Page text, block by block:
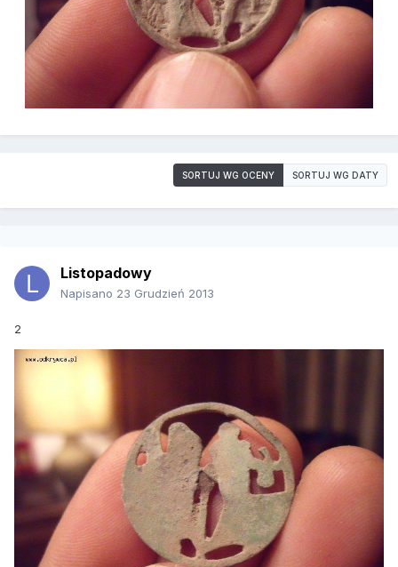
SORTUJ WG OCENY SORTUJ WG DATY
Listopadowy
Napisano 23 Grudzień 2013
2